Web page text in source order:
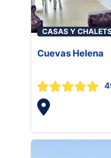
CASAS Y
Cuevas Helena